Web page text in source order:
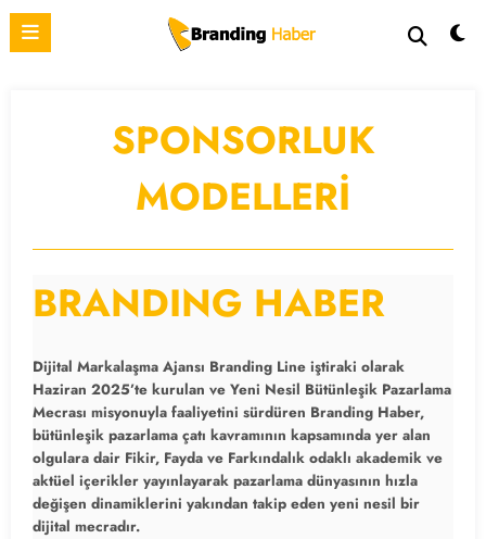
İçeriğe
SPONSORLUK
MODELLERİ
BRANDING HABER
Dijital Markalaşma Ajansı Branding Line iştiraki olarak
Haziran 2025’te kurulan ve Yeni Nesil Bütünleşik Pazarlama
Mecrası misyonuyla faaliyetini sürdüren Branding Haber,
bütünleşik pazarlama çatı kavramının kapsamında yer alan
olgulara dair Fikir, Fayda ve Farkındalık odaklı akademik ve
aktüel içerikler yayınlayarak pazarlama dünyasının hızla
değişen dinamiklerini yakından takip eden yeni nesil bir
dijital mecradır.